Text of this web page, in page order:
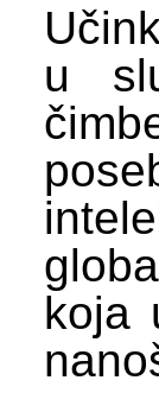
u
koja